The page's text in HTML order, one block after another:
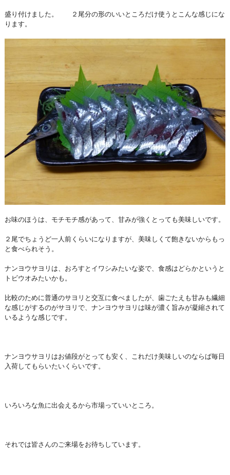
盛り付けました。 ２尾分の形のいいところだけ使うとこんな感じにな
ります。
お味のほうは、モチモチ感があって、甘みが強くとっても美味しいです。
２尾でちょうど一人前くらいになりますが、美味しくて飽きないからもっ
と食べられそう。
ナンヨウサヨリは、おろすとイワシみたいな姿で、食感はどらかというと
トビウオみたいかも。
比較のために普通のサヨリと交互に食べましたが、歯ごたえも甘みも繊細
な感じがするのがサヨリで、ナンヨウサヨリは味が濃く旨みが凝縮されて
いるような感じです。
ナンヨウサヨリはお値段がとっても安く、これだけ美味しいのならば毎日
入荷してもらいたいくらいです。
いろいろな魚に出会えるから市場っていいところ。
それでは皆さんのご来場をお待ちしています。